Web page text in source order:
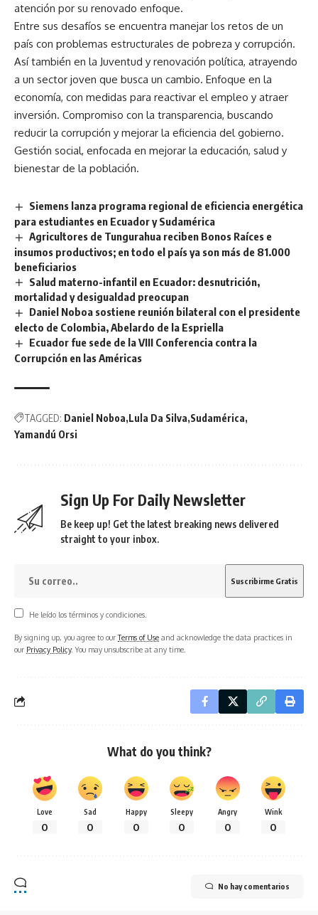
atención por su renovado enfoque.
Entre sus desafíos se encuentra manejar los retos de un
país con problemas estructurales de pobreza y corrupción.
Así también en la Juventud y renovación política, atrayendo
a un sector joven que busca un cambio. Enfoque en la
economía, con medidas para reactivar el empleo y atraer
inversión. Compromiso con la transparencia, buscando
reducir la corrupción y mejorar la eficiencia del gobierno.
Gestión social, enfocada en mejorar la educación, salud y
bienestar de la población.
Siemens lanza programa regional de eficiencia energética
para estudiantes en Ecuador y Sudamérica
Agricultores de Tungurahua reciben Bonos Raíces e
insumos productivos; en todo el país ya son más de 81.000
beneficiarios
Salud materno-infantil en Ecuador: desnutrición,
mortalidad y desigualdad preocupan
Daniel Noboa sostiene reunión bilateral con el presidente
electo de Colombia, Abelardo de la Espriella
Ecuador fue sede de la VIII Conferencia contra la
Corrupción en las Américas
TAGGED: Daniel Noboa Lula Da Silva Sudamérica
Yamandú Orsi
Sign Up For Daily Newsletter
Be keep up! Get the latest breaking news delivered
straight to your inbox.
He leído los términos y condiciones.
By signing up, you agree to ourTerms of Use and acknowledge the data practices in
our Privacy Policy. You may unsubscribe at any time.
What do you think?
Love
0
Sad
0
Happy
0
Sleepy
0
Angry
0
Wink
0
No hay comentarios